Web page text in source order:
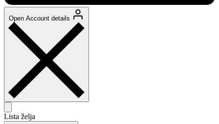
Open Account details
Lista želja